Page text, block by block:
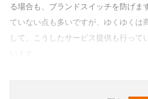
る場合も、ブランドスイッチを防げま
ていない点も多いですが、ゆくゆくは
して、こうしたサービス提供も行って